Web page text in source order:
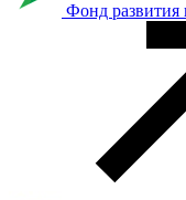
Фонд развития